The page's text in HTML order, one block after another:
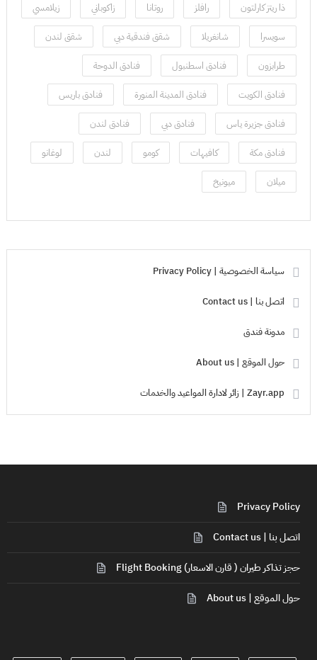
ذا ريتز كارلتون رافلز روتانا زاكوباني زيلامسي
سويسرا شانغريلا شقق فندقية دبي شقق لندن
طرابزون فنادق اسطنبول فنادق الدوحة
فنادق الكويت فنادق المدينة المنورة فنادق باريس
فنادق جزيرة ياس فنادق دبي فنادق لندن
فنادق مكة كافيهات كومو لندن لوغانو
ميلان ميونيخ
سياسة الخصوصية | Privacy Policy
اتصل بنا | Contact us
مدونة فندق
حول الموقع | About us
Zayr.app | زائر لادارة المواعيد والخدمات
Privacy Policy
اتصل بنا | Contact us
حجز تذاكر طيران ( قارن الاسعار) Flight Booking
حول الموقع | About us